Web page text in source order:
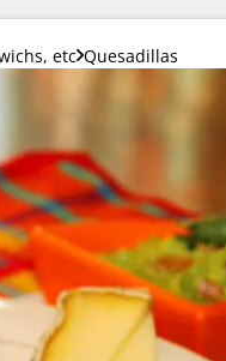
etc Quesadillas